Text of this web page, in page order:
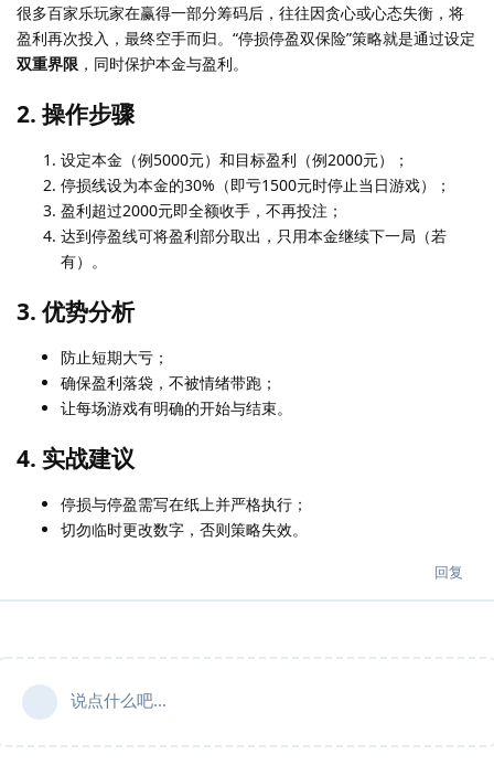
很多百家乐玩家在赢得一部分筹码后，往往因贪心或心态失衡，将
盈利再次投入，最终空手而归。“停损停盈双保险”策略就是通过设定
双重界限 ，同时保护本金与盈利。
2. 操作步骤
设定本金（例5000元）和目标盈利（例2000元）；
停损线设为本金的30%（即亏1500元时停止当日游戏）；
盈利超过2000元即全额收手，不再投注；
达到停盈线可将盈利部分取出，只用本金继续下一局（若
有）。
3. 优势分析
防止短期大亏；
确保盈利落袋，不被情绪带跑；
让每场游戏有明确的开始与结束。
4. 实战建议
停损与停盈需写在纸上并严格执行；
切勿临时更改数字，否则策略失效。
回复
说点什么吧...